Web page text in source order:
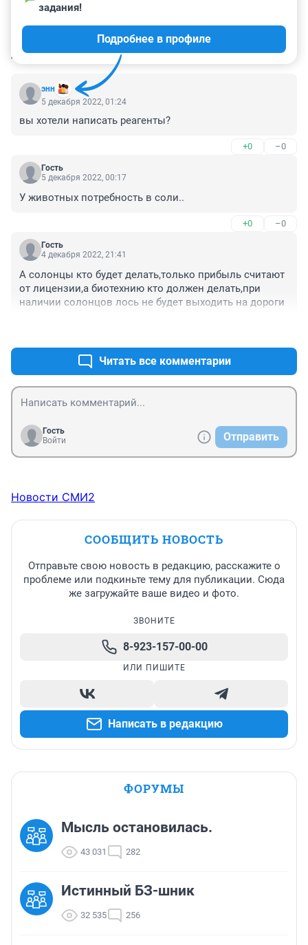
КОММЕНТАРИИ 51
энн
задания!
Подробнее в профиле
5 декабря 2022, 01:24
вы хотели написать реагенты?
+0 –0
Гость
5 декабря 2022, 00:17
У животных потребность в соли..
+0 –0
Гость
4 декабря 2022, 21:41
А солонцы кто будет делать,только прибыль считают
от лицензии,а биотехнию кто должен делать,при
наличии солонцов лось не будет выходить на дороги
Читать все комментарии
Гость
Войти
Отправить
Новости СМИ2
СООБЩИТЬ НОВОСТЬ
Отправьте свою новость в редакцию, расскажите о
проблеме или подкиньте тему для публикации. Сюда
же загружайте ваше видео и фото.
ЗВОНИТЕ
8-923-157-00-00
ИЛИ ПИШИТЕ
Написать в редакцию
ФОРУМЫ
Мысль остановилась.
43 031 282
Истинный БЗ-шник
32 535 256